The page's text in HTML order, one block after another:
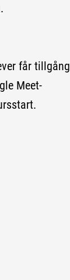
får tillgång
Meet-